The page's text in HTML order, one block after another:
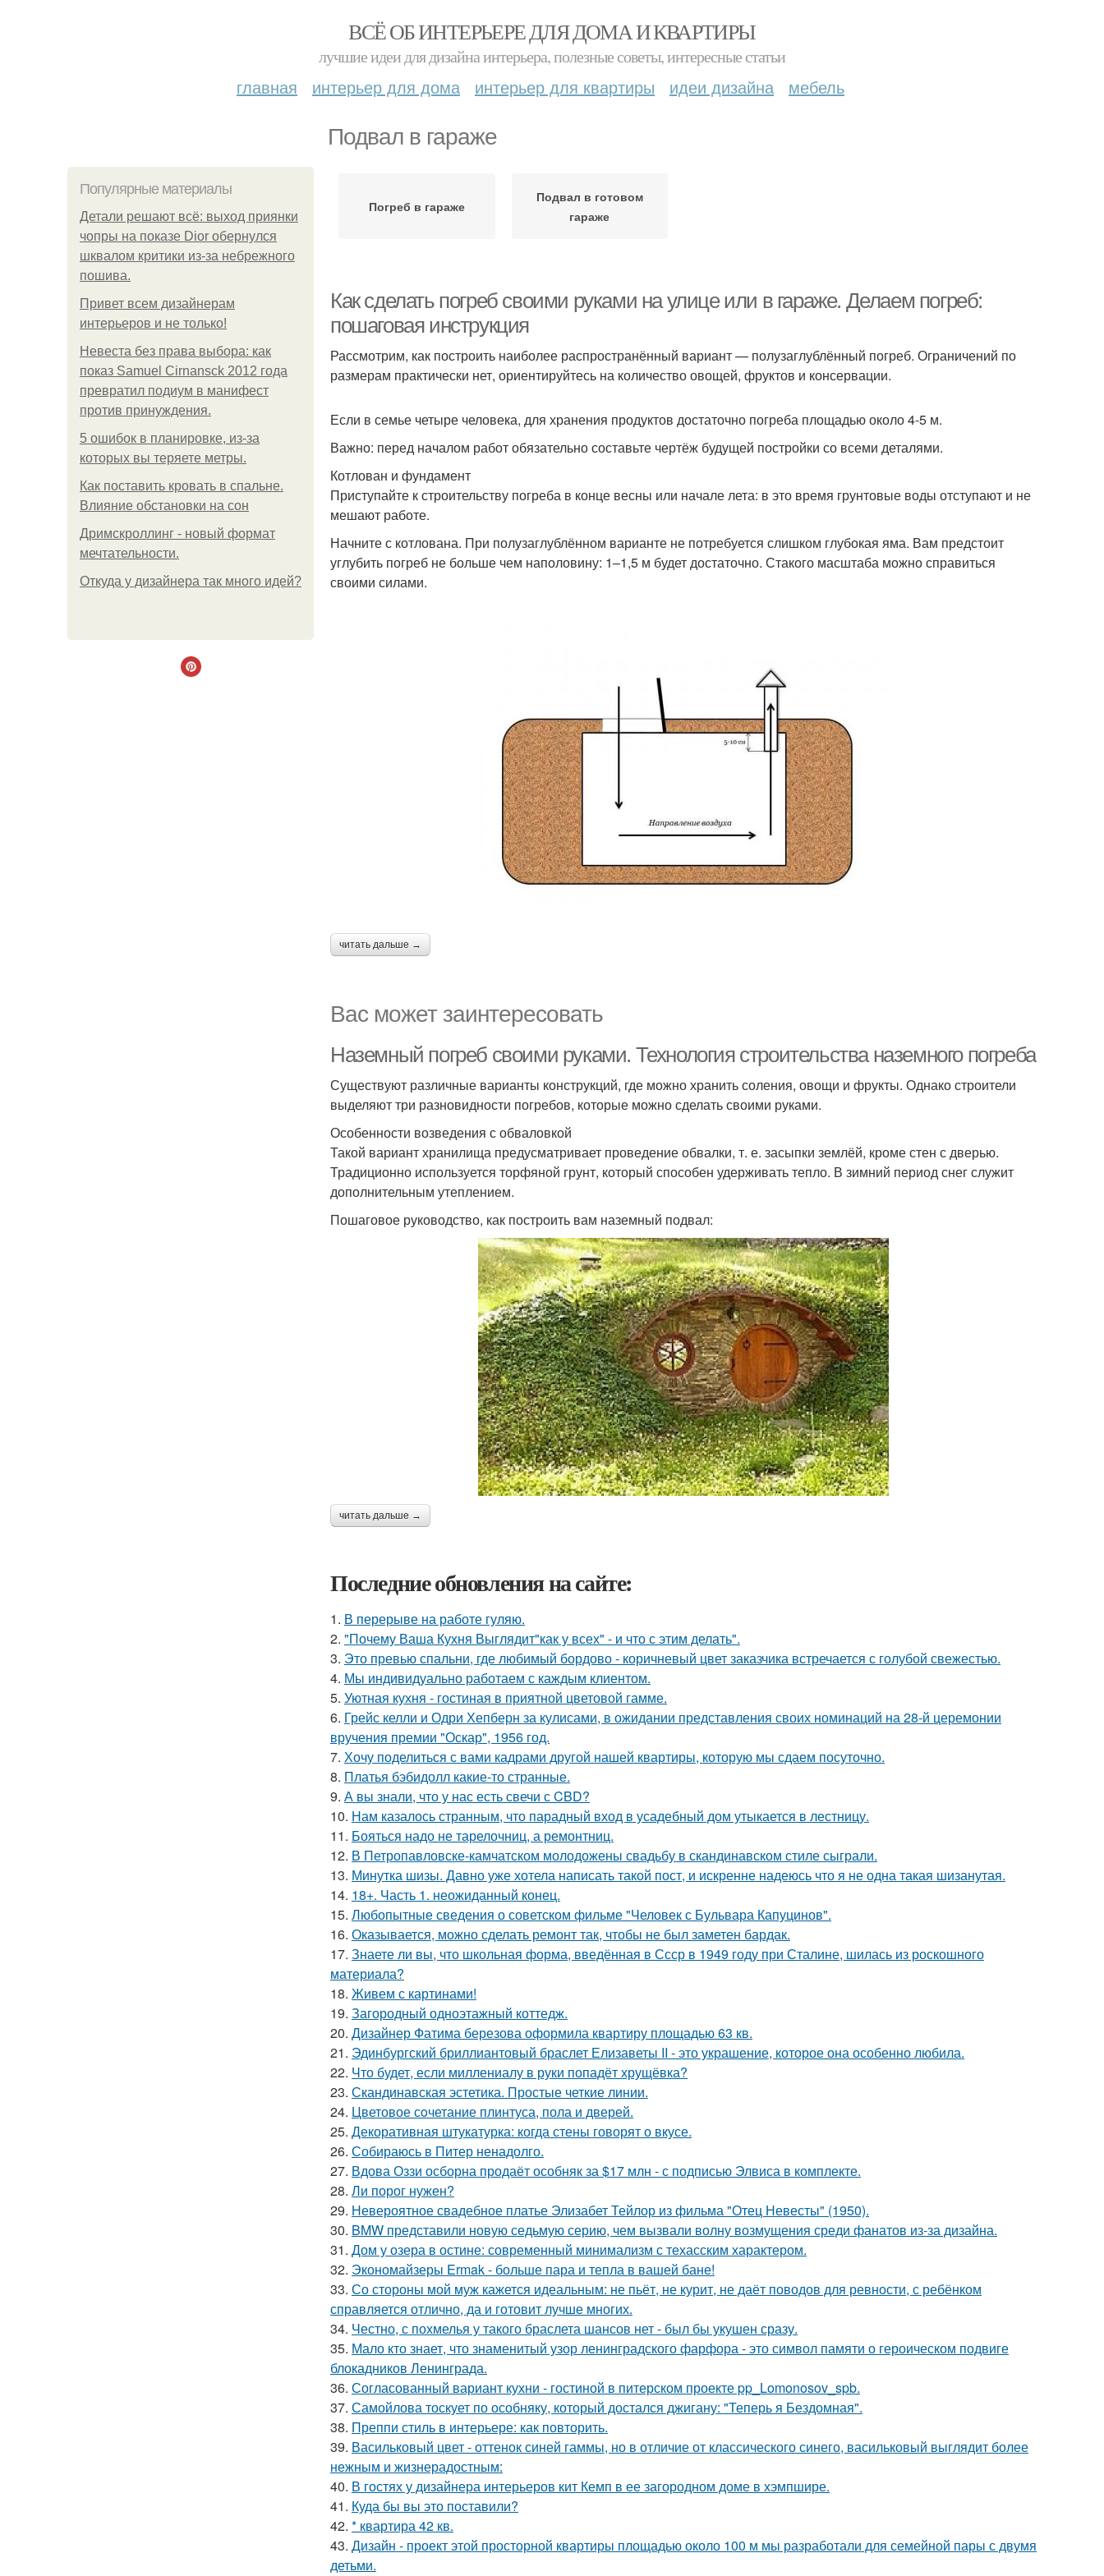
ВСЁ ОБ ИНТЕРЬЕРЕ ДЛЯ ДОМА И КВАРТИРЫ
лучшие идеи для дизайна интерьера, полезные советы, интересные статьи
главная интерьер для дома интерьер для квартиры идеи дизайна мебель
Подвал в гараже
Популярные материалы
Детали решают всё: выход приянки
чопры на показе Dior обернулся
шквалом критики из-за небрежного
пошива.
Привет всем дизайнерам
интерьеров и не только!
Невеста без права выбора: как
показ Samuel Cirnansck 2012 года
превратил подиум в манифест
против принуждения.
5 ошибок в планировке, из-за
которых вы теряете метры.
Как поставить кровать в спальне.
Влияние обстановки на сон
Дримскроллинг - новый формат
мечтательности.
Откуда у дизайнера так много идей?
Погреб в гараже
Подвал в готовом
гараже
Как сделать погреб своими руками на улице или в гараже. Делаем погреб:
пошаговая инструкция
Рассмотрим, как построить наиболее распространённый вариант — полузаглублённый погреб. Ограничений по
размерам практически нет, ориентируйтесь на количество овощей, фруктов и консервации.
Если в семье четыре человека, для хранения продуктов достаточно погреба площадью около 4-5 м.
Важно: перед началом работ обязательно составьте чертёж будущей постройки со всеми деталями.
Котлован и фундамент
Приступайте к строительству погреба в конце весны или начале лета: в это время грунтовые воды отступают и не
мешают работе.
Начните с котлована. При полузаглублённом варианте не потребуется слишком глубокая яма. Вам предстоит
углубить погреб не больше чем наполовину: 1–1,5 м будет достаточно. Стакого масштаба можно справиться
своими силами.
читать дальше →
Вас может заинтересовать
Наземный погреб своими руками. Технология строительства наземного погреба
Существуют различные варианты конструкций, где можно хранить соления, овощи и фрукты. Однако строители
выделяют три разновидности погребов, которые можно сделать своими руками.
Особенности возведения с обваловкой
Такой вариант хранилища предусматривает проведение обвалки, т. е. засыпки землёй, кроме стен с дверью.
Традиционно используется торфяной грунт, который способен удерживать тепло. В зимний период снег служит
дополнительным утеплением.
Пошаговое руководство, как построить вам наземный подвал:
читать дальше →
Последние обновления на сайте:
1. В перерыве на работе гуляю.
2. "Почему Ваша Кухня Выглядит"как у всех" - и что с этим делать".
3. Это превью спальни, где любимый бордово - коричневый цвет заказчика встречается с голубой свежестью.
4. Мы индивидуально работаем с каждым клиентом.
5. Уютная кухня - гостиная в приятной цветовой гамме.
6. Грейс келли и Одри Хепберн за кулисами, в ожидании представления своих номинаций на 28-й церемонии
вручения премии "Оскар", 1956 год.
7. Хочу поделиться с вами кадрами другой нашей квартиры, которую мы сдаем посуточно.
8. Платья бэбидолл какие-то странные.
9. А вы знали, что у нас есть свечи с CBD?
10. Нам казалось странным, что парадный вход в усадебный дом утыкается в лестницу.
11. Бояться надо не тарелочниц, а ремонтниц.
12. В Петропавловске-камчатском молодожены свадьбу в скандинавском стиле сыграли.
13. Минутка шизы. Давно уже хотела написать такой пост, и искренне надеюсь что я не одна такая шизанутая.
14. 18+. Часть 1. неожиданный конец.
15. Любопытные сведения о советском фильме "Человек с Бульвара Капуцинов".
16. Оказывается, можно сделать ремонт так, чтобы не был заметен бардак.
17. Знаете ли вы, что школьная форма, введённая в Ссср в 1949 году при Сталине, шилась из роскошного
материала?
18. Живем с картинами!
19. Загородный одноэтажный коттедж.
20. Дизайнер Фатима березова оформила квартиру площадью 63 кв.
21. Эдинбургский бриллиантовый браслет Елизаветы II - это украшение, которое она особенно любила.
22. Что будет, если миллениалу в руки попадёт хрущёвка?
23. Скандинавская эстетика. Простые четкие линии.
24. Цветовое сoчетание плинтуса, пола и дверей.
25. Декоративная штукатурка: когда стены говорят о вкусе.
26. Собираюсь в Питер ненадолго.
27. Вдова Оззи осборна продаёт особняк за $17 млн - с подписью Элвиса в комплекте.
28. Ли порог нужен?
29. Невероятное свадебное платье Элизабет Тейлор из фильма "Отец Невесты" (1950).
30. BMW представили новую седьмую серию, чем вызвали волну возмущения среди фанатов из-за дизайна.
31. Дом у озера в остине: современный минимализм с техасским характером.
32. Экономайзеры Ermak - больше пара и тепла в вашей бане!
33. Со стороны мой муж кажется идеальным: не пьёт, не курит, не даёт поводов для ревности, с ребёнком
справляется отлично, да и готовит лучше многих.
34. Честно, с похмелья у такого браслета шансов нет - был бы укушен сразу.
35. Мало кто знает, что знаменитый узор ленинградского фарфора - это символ памяти о героическом подвиге
блокадников Ленинграда.
36. Согласованный вариант кухни - гостиной в питерском проекте pp_Lomonosov_spb.
37. Самойлова тоскует по особняку, который достался джигану: "Теперь я Бездомная".
38. Преппи стиль в интерьере: как повторить.
39. Васильковый цвет - оттенок синей гаммы, но в отличие от классического синего, васильковый выглядит более
нежным и жизнерадостным:
40. В гостях у дизайнера интерьеров кит Кемп в ее загородном доме в хэмпшире.
41. Куда бы вы это поставили?
42. * квартира 42 кв.
43. Дизайн - проект этой просторной квартиры площадью около 100 м мы разработали для семейной пары с двумя
детьми.